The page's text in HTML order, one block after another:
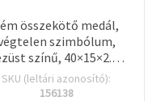
összekötő medál,
szimbólum,
színű, 40×15×2.5
mm, furat: 3 mm – 2 db
SKU (leltári azonosító):
156138